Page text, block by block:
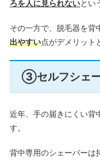
ろを人に見られないとい
その一方で、脱毛器を背
出やすい点がデメリット
③セルフシェー
近年、手の届きにくい背
す。
背中専用のシェーバーは